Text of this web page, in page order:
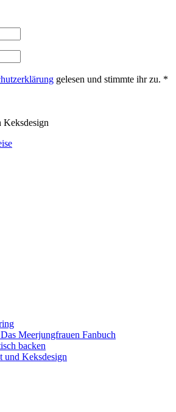
gelesen und stimmte ihr zu. *
Meerjungfrauen Fanbuch
backen
und Keksdesign